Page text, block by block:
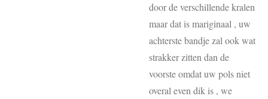
door de verschillende kralen
maar dat is mariginaal , uw
achterste bandje zal ook wat
strakker zitten dan de
voorste omdat uw pols niet
overal even dik is , we